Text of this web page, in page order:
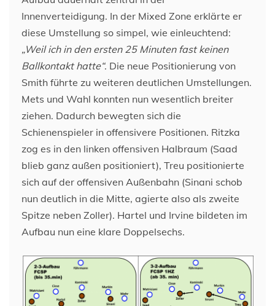
Innenverteidigung. In der Mixed Zone erklärte er
diese Umstellung so simpel, wie einleuchtend:
„Weil ich in den ersten 25 Minuten fast keinen
Ballkontakt hatte“. Die neue Positionierung von
Smith führte zu weiteren deutlichen Umstellungen.
Mets und Wahl konnten nun wesentlich breiter
ziehen. Dadurch bewegten sich die
Schienenspieler in offensivere Positionen. Ritzka
zog es in den linken offensiven Halbraum (Saad
blieb ganz außen positioniert), Treu positionierte
sich auf der offensiven Außenbahn (Sinani schob
nun deutlich in die Mitte, agierte also als zweite
Spitze neben Zoller). Hartel und Irvine bildeten im
Aufbau nun eine klare Doppelsechs.